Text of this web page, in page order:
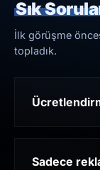
Sık
İlk görüşme
topladık.
Sadece